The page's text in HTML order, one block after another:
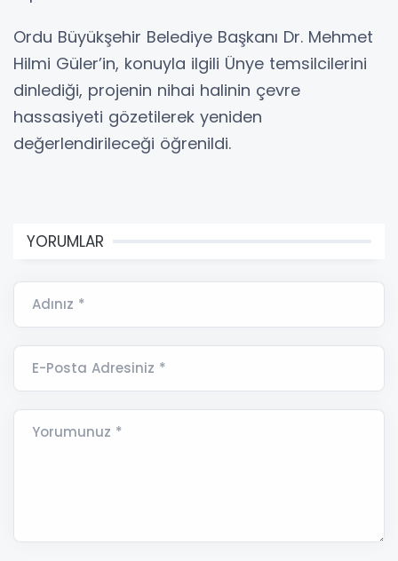
Ordu Büyükşehir Belediye Başkanı Dr. Mehmet
Hilmi Güler’in, konuyla ilgili Ünye temsilcilerini
dinlediği, projenin nihai halinin çevre
hassasiyeti gözetilerek yeniden
değerlendirileceği öğrenildi.
YORUMLAR
Adınız *
E-Posta Adresiniz *
Yorumunuz *